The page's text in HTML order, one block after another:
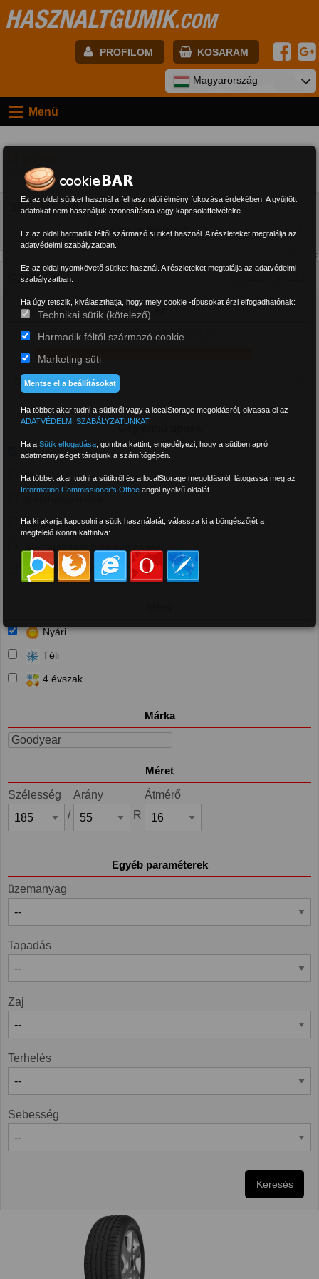
HASZNALTGUMIK.COM
PROFILOM KOSARAM
Jelszó:
Regisztráció
Magyarország
Menü
15 30
60
Találat: 2
SZŰRŐK
Ár
16 020 Ft - 298 690 Ft
Gépjármű típusa
Személyautó és 4x4
Motor
Tehergépkocsi
Targonca
Nyári
Téli
4 évszak
Márka
Goodyear
Méret
Szélesség
/
Arány
R
Átmérő
Egyéb paraméterek
üzemanyag
Tapadás
Zaj
Terhelés
Sebesség
Keresés
Ez az oldal sütiket használ a felhasználói élmény fokozása érdekében. A gyűjtött
adatokat nem használjuk azonosításra vagy kapcsolatfelvételre.
Ez az oldal harmadik féltől származó sütiket használ. A részleteket megtalálja az
adatvédelmi szabályzatban.
Ez az oldal nyomkövető sütiket használ. A részleteket megtalálja az adatvédelmi
szabályzatban.
Ha úgy tetszik, kiválaszthatja, hogy mely cookie -típusokat érzi elfogadhatónak:
Technikai sütik (kötelező)
Harmadik féltől származó cookie
Marketing süti
Mentse el a beállításokat
Ha többet akar tudni a sütikről vagy a localStorage megoldásról, olvassa el az
ADATVÉDELMI SZABÁLYZATUNKAT.
Ha aSütik elfogadása ,gombra kattint, engedélyezi, hogy a sütiben apró
adatmennyiséget tároljunk a számítógépén.
Ha többet akar tudni a sütikről és a localStorage megoldásról, látogassa meg az
Information Commissioner's Office angol nyelvű oldalát.
Ha ki akarja kapcsolni a sütik használatát, válassza ki a böngészőjét a
megfelelő ikonra kattintva: